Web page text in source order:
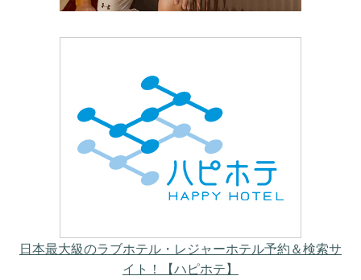
日本最大級のラブホテル・レジャーホテル予約＆検索サ
イト！【ハピホテ】